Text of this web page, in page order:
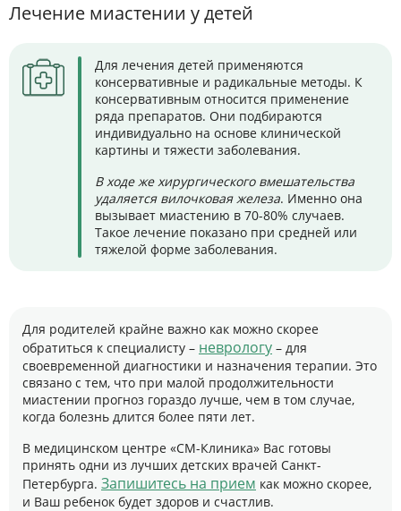
Лечение миастении у детей
Для лечения детей применяются
консервативные и радикальные методы. К
консервативным относится применение
ряда препаратов. Они подбираются
индивидуально на основе клинической
картины и тяжести заболевания.
В ходе же хирургического вмешательства
удаляется вилочковая железа. Именно она
вызывает миастению в 70-80% случаев.
Такое лечение показано при средней или
тяжелой форме заболевания.
Для родителей крайне важно как можно скорее
обратиться к специалисту – неврологу – для
своевременной диагностики и назначения терапии. Это
связано с тем, что при малой продолжительности
миастении прогноз гораздо лучше, чем в том случае,
когда болезнь длится более пяти лет.
В медицинском центре «СМ-Клиника» Вас готовы
принять одни из лучших детских врачей Санкт-
Петербурга. Запишитесь на прием как можно скорее,
и Ваш ребенок будет здоров и счастлив.